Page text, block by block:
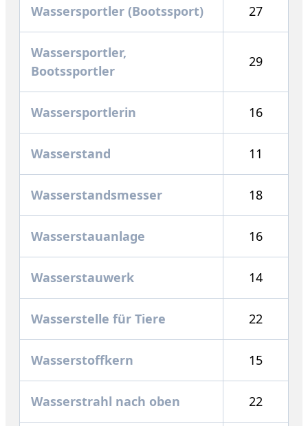
Wassersportler (Bootssport) 27
Wassersportler,
Bootssportler
29
Wassersportlerin 16
Wasserstand 11
Wasserstandsmesser 18
Wasserstauanlage 16
Wasserstauwerk 14
Wasserstelle für Tiere 22
Wasserstoffkern 15
Wasserstrahl nach oben 22